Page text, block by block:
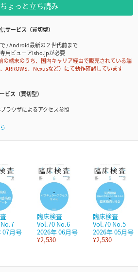
ちょっと立ち読み
サービス（買切型）
/ Android最新の２世代前まで
用ビューアisho.jpが必要
端末のうち、国内キャリア経由で販売されている端
ARROWS、Nexusなど）にて動作確認しています
ビス（買切型）
ラウザによるアクセス参照
07月号
臨床検査
Vol.70 No.6
2026年 06月号
¥2,530
臨床検査
Vol.70 No.5
2026年 05月号
¥2,530